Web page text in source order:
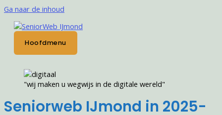
Ga naar de inhoud
Hoofdmenu
"wij maken u wegwijs in de digitale wereld"
Seniorweb IJmond in 2025-